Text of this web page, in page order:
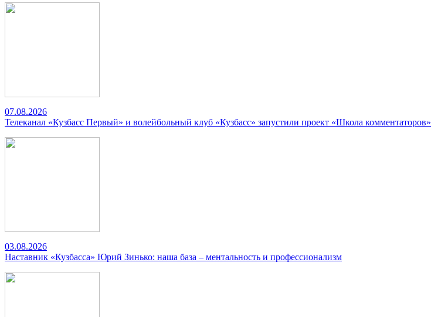
07.08.2026
Телеканал «Кузбасс Первый» и волейбольный клуб «Кузбасс» запустили проект «Школа комментаторов»
03.08.2026
Наставник «Кузбасса» Юрий Зинько: наша база – ментальность и профессионализм